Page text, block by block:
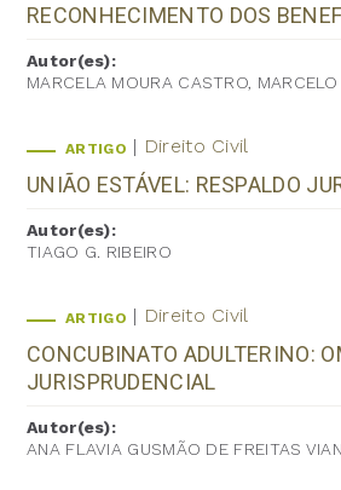
RECONHECIMENTO DOS
Autor(es):
MARCELA MOURA CASTRO,
ARTIGO Direito Civil
UNIÃO ESTÁVEL: RESPALDO
Autor(es):
TIAGO G. RIBEIRO
ARTIGO Direito Civil
CONCUBINATO ADULTERINO:
JURISPRUDENCIAL
Autor(es):
ANA FLAVIA GUSMÃO DE FREITAS